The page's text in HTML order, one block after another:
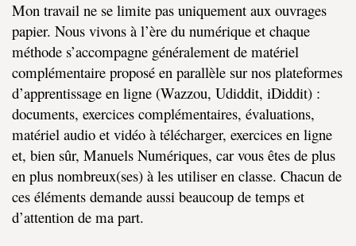
Mon travail ne se limite pas uniquement aux ouvrages
papier. Nous vivons à l’ère du numérique et chaque
méthode s’accompagne généralement de matériel
complémentaire proposé en parallèle sur nos plateformes
d’apprentissage en ligne (Wazzou, Udiddit, iDiddit) :
documents, exercices complémentaires, évaluations,
matériel audio et vidéo à télécharger, exercices en ligne
et, bien sûr, Manuels Numériques, car vous êtes de plus
en plus nombreux(ses) à les utiliser en classe. Chacun de
ces éléments demande aussi beaucoup de temps et
d’attention de ma part.​